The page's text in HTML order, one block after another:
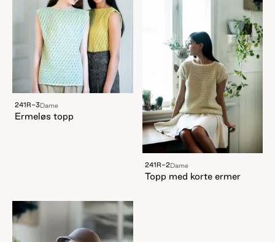
241R-3Dame
Ermeløs topp
241R-2Dame
Topp med korte ermer